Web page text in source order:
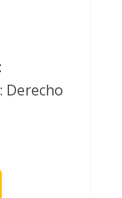
Derecho